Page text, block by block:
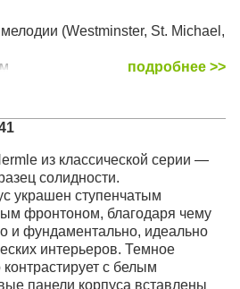
(Westminster, St. Michael,
подробнее >>
из классической серии —
солидности.
украшен ступенчатым
фронтоном, благодаря чему
и фундаментально, идеально
интерьеров. Темное
с белым
панели корпуса вставлены